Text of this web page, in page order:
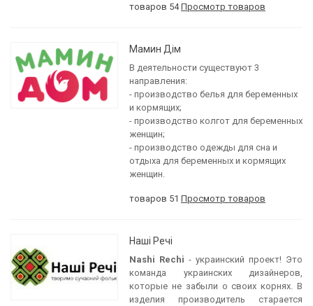
товаров 54 Просмотр товаров
Мамин Дім
В деятельности существуют 3
направления:
- производство белья для беременных
и кормящих;
- производство колгот для беременных
женщин;
- производство одежды для сна и
отдыха для беременных и кормящих
женщин.
товаров 51 Просмотр товаров
Наші Речі
Nashi Rechi - украинский проект! Это
команда украинских дизайнеров,
которые не забыли о своих корнях. В
изделия производитель старается